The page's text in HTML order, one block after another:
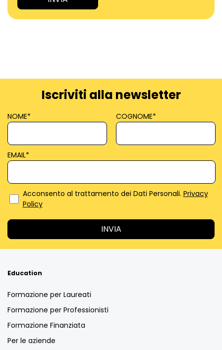
Iscriviti alla newsletter
NOME* COGNOME*
EMAIL*
Acconsento al trattamento dei Dati Personali. Privacy
Policy
Education
Formazione per Laureati
Formazione per Professionisti
Formazione Finanziata
Per le aziende